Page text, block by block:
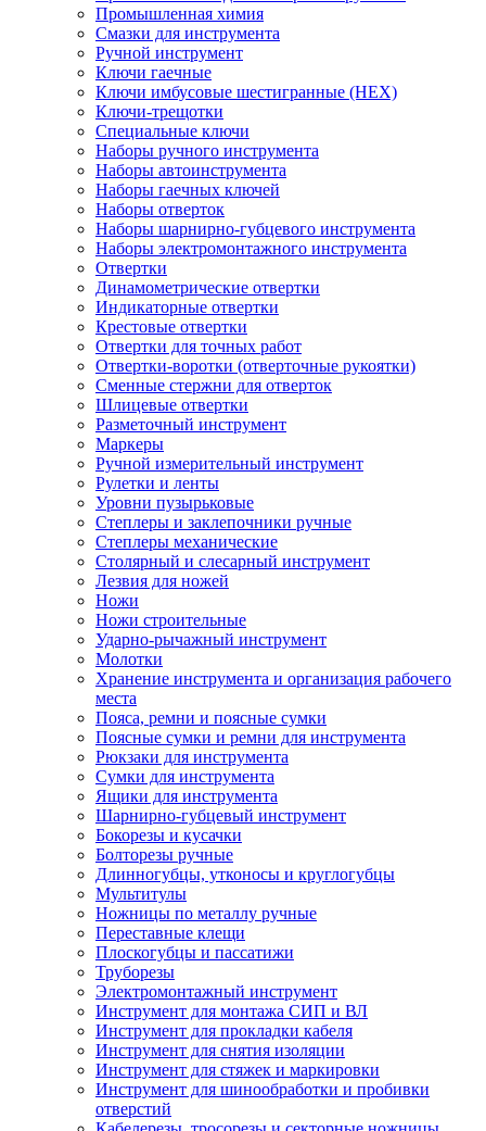
Промышленная химия
Смазки для инструмента
Ручной инструмент
Ключи гаечные
Ключи имбусовые шестигранные (HEX)
Ключи-трещотки
Специальные ключи
Наборы ручного инструмента
Наборы автоинструмента
Наборы гаечных ключей
Наборы отверток
Наборы шарнирно-губцевого инструмента
Наборы электромонтажного инструмента
Отвертки
Динамометрические отвертки
Индикаторные отвертки
Крестовые отвертки
Отвертки для точных работ
Отвертки-воротки (отверточные рукоятки)
Сменные стержни для отверток
Шлицевые отвертки
Разметочный инструмент
Маркеры
Ручной измерительный инструмент
Рулетки и ленты
Уровни пузырьковые
Степлеры и заклепочники ручные
Степлеры механические
Столярный и слесарный инструмент
Лезвия для ножей
Ножи
Ножи строительные
Ударно-рычажный инструмент
Молотки
Хранение инструмента и организация рабочего
места
Пояса, ремни и поясные сумки
Поясные сумки и ремни для инструмента
Рюкзаки для инструмента
Сумки для инструмента
Ящики для инструмента
Шарнирно-губцевый инструмент
Бокорезы и кусачки
Болторезы ручные
Длинногубцы, утконосы и круглогубцы
Мультитулы
Ножницы по металлу ручные
Переставные клещи
Плоскогубцы и пассатижи
Труборезы
Электромонтажный инструмент
Инструмент для монтажа СИП и ВЛ
Инструмент для прокладки кабеля
Инструмент для снятия изоляции
Инструмент для стяжек и маркировки
Инструмент для шинообработки и пробивки
отверстий